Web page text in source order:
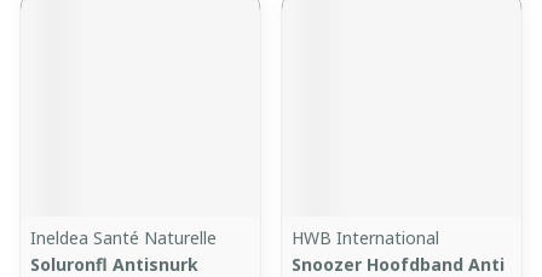
Ineldea Santé Naturelle
Soluronfl Antisnurk
HWB International
Snoozer Hoofdband Anti